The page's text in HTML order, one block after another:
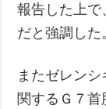
報告した上で
だと強調した
またゼレン
関するＧ７首